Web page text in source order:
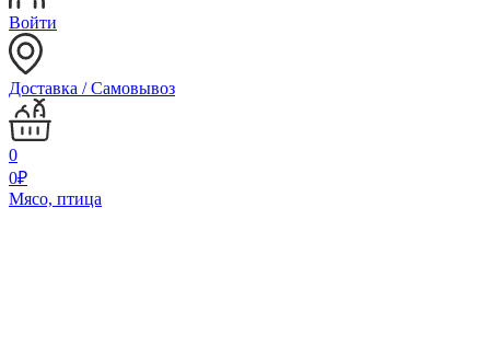
Войти
Доставка / Самовывоз
0
0₽
Мясо, птица